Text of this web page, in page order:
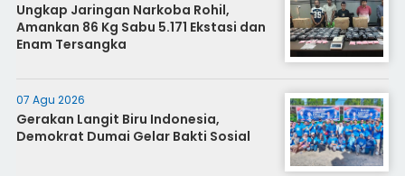
Ungkap Jaringan Narkoba Rohil,
Amankan 86 Kg Sabu 5.171 Ekstasi dan
Enam Tersangka
07 Agu 2026
Gerakan Langit Biru Indonesia,
Demokrat Dumai Gelar Bakti Sosial